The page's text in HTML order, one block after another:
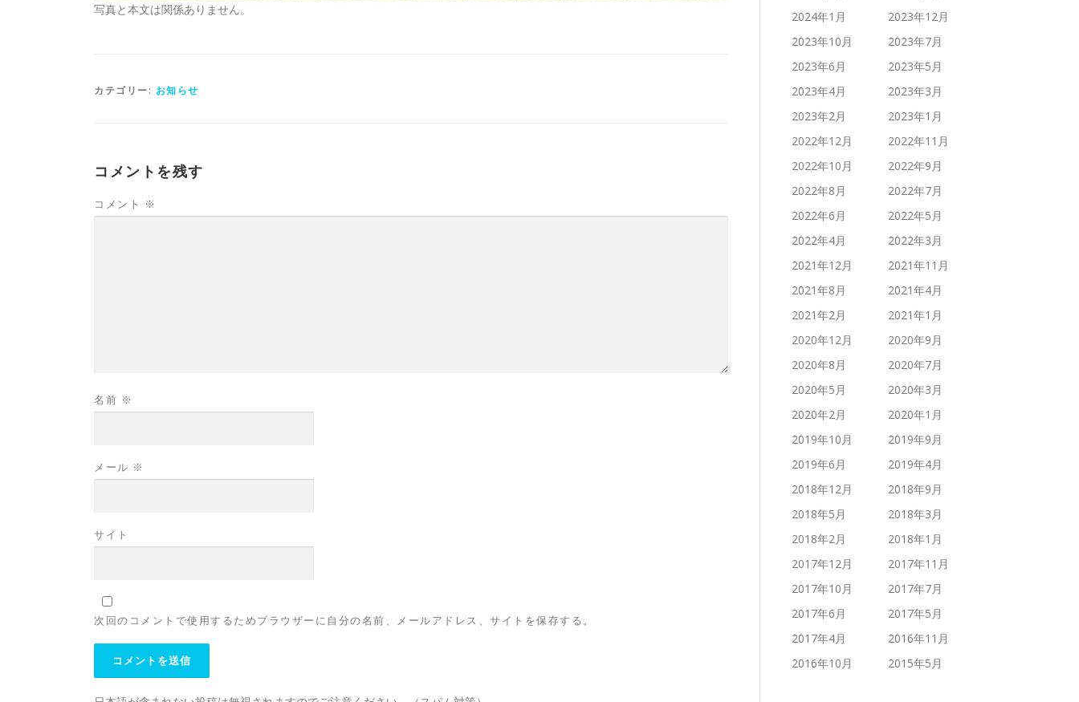
写真と本文は関係ありません。
カテゴリー: お知らせ
コメントを残す
コメント ※
名前 ※
メール ※
サイト
次回のコメントで使用するためブラウザーに自分の名前、メールアドレス、サイトを保存する。
2024年1月
2023年12月
2023年10月
2023年7月
2023年6月
2023年5月
2023年4月
2023年3月
2023年2月
2023年1月
2022年12月
2022年11月
2022年10月
2022年9月
2022年8月
2022年7月
2022年6月
2022年5月
2022年4月
2022年3月
2021年12月
2021年11月
2021年8月
2021年4月
2021年2月
2021年1月
2020年12月
2020年9月
2020年8月
2020年7月
2020年5月
2020年3月
2020年2月
2020年1月
2019年10月
2019年9月
2019年6月
2019年4月
2018年12月
2018年9月
2018年5月
2018年3月
2018年2月
2018年1月
2017年12月
2017年11月
2017年10月
2017年7月
2017年6月
2017年5月
2017年4月
2016年11月
2016年10月
2015年5月